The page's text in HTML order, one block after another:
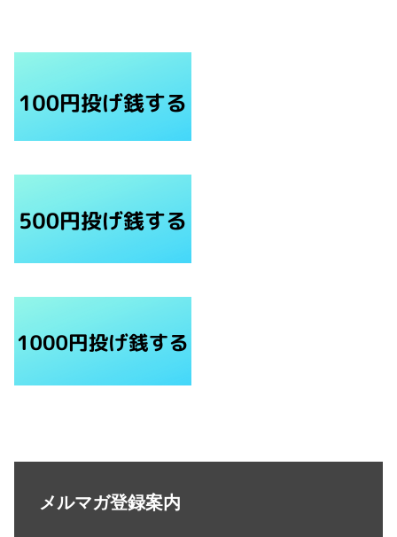
メルマガ登録案内